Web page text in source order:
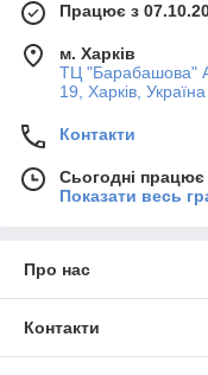
Працює з
м. Харків
ТЦ "Барабашова"
19, Харків, Україна
Контакти
Сьогодні
Показати весь
Про нас
Контакти